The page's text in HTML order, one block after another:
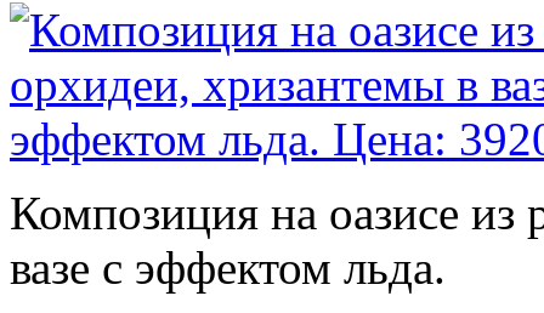
Композиция на оазисе
вазе с эффектом льда.